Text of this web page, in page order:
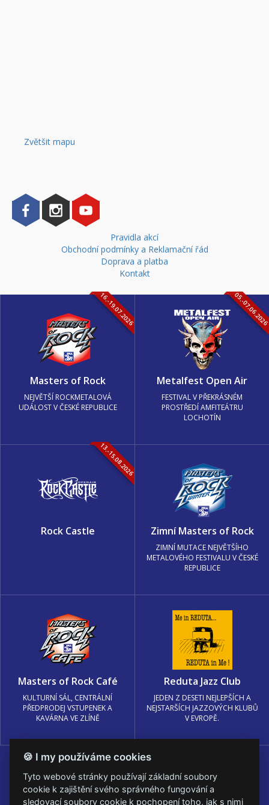
Zvětšit mapu
Pravidla akcí
Obchodní podmínky a Reklamační řád
Doprava a platba
Kontakt
16.-19.07.2026
Masters of Rock
NEJVĚTŠÍ ROCKMETALOVÁ
UDÁLOST V ČESKÉ REPUBLICE
05.-
Metalfest Open Air
FESTIVAL V PŘEKRÁSNÉM
PROSTŘEDÍ AMFITEÁTRU
LOCHOTÍN
13.-15.08.2026
Rock Castle Zimní Masters of Rock
ZIMNÍ MUTACE NEJVĚTŠÍHO
METALOVÉHO FESTIVALU V ČESKÉ
REPUBLICE
Masters of Rock Café
KULTURNÍ SÁL, CENTRÁLNÍ
PŘEDPRODEJ VSTUPENEK A
KAVÁRNA VE ZLÍNĚ
Reduta Jazz Club
JEDEN Z DESETI NEJLEPŠÍCH A
NEJSTARŠÍCH JAZZOVÝCH KLUBŮ
V EVROPĚ.
🍪 I my používáme cookies
Tyto webové stránky používají základní soubory
cookie k zajištění svého správného fungování a
sledovací soubory cookie k pochopení toho, jak s nimi